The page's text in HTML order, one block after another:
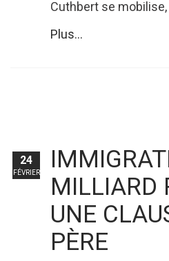
Cuthbert se mobilise,
Plus...
MILLIARD
UNE
PÈRE
24
FÉVRIER